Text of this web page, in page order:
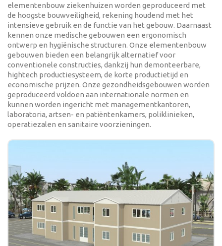
Karmod France Karmod Polska
Karmod Ελλάδα Karmod العربية
Karmod Česko Karmod България
Karmod Қазақ Karmod Indonesia
Karmod España Karmod Romania
Karmod Serbia Karmod Slovensko
Karmod Malaysia Karmod Azərbaycan
Karmod ישראל Karmod Россия
Karmod Suomi Karmod Italia
Karmod საქართველო Karmod Узбекистон
elementenbouw ziekenhuizen worden geproduceerd met
de hoogste bouwveiligheid, rekening houdend met het
intensieve gebruik en de functie van het gebouw. Daarnaast
kennen onze medische gebouwen een ergonomisch
ontwerp en hygiënische structuren. Onze elementenbouw
gebouwen bieden een belangrijk alternatief voor
conventionele constructies, dankzij hun demonteerbare,
hightech productiesysteem, de korte productietijd en
economische prijzen. Onze gezondheidsgebouwen worden
geproduceerd voldoen aan internationale normen en
kunnen worden ingericht met managementkantoren,
laboratoria, artsen- en patiëntenkamers, poliklinieken,
operatiezalen en sanitaire voorzieningen.